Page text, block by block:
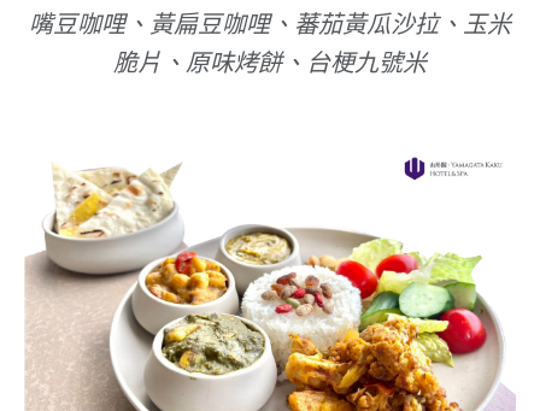
嘴豆咖哩、黃扁豆咖哩、蕃茄黃瓜沙拉、玉米
脆片、原味烤餅、台梗九號米